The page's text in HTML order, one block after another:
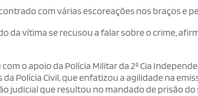
com várias escoreações nos braços e
da vítima se recusou a falar sobre o crime,
o apoio da Polícia Militar da 2º Cia
Polícia Civil, que enfatizou a agilidade na
judicial que resultou no mandado de prisão